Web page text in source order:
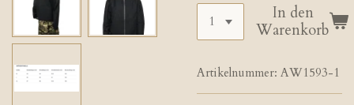
In den
Warenkorb
Artikelnummer: AW1593-1